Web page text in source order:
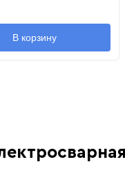
В корзину